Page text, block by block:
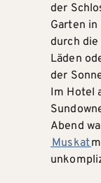
der
Garten
durch
Läden
der
Im Hotel
Abend
Muskat